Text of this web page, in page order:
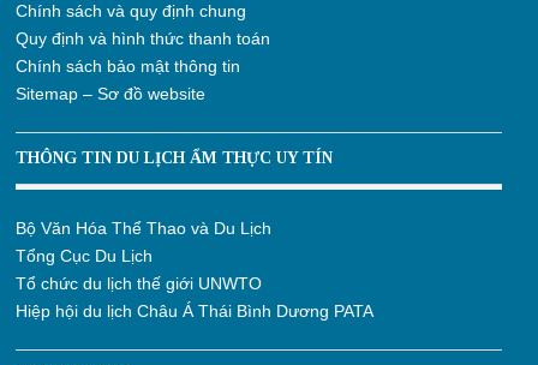
Chính sách và quy định chung
Quy định và hình thức thanh toán
Chính sách bảo mật thông tin
Sitemap – Sơ đồ website
THÔNG TIN DU LỊCH ẨM THỰC UY TÍN
Bộ Văn Hóa Thể Thao và Du Lịch
Tổng Cục Du Lịch
Tổ chức du lịch thế giới UNWTO
Hiệp hội du lịch Châu Á Thái Bình Dương PATA